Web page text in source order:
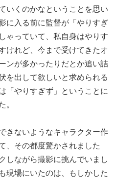
いくのかなということを思い
に入る前に監督が「やりすぎ
ゃっていて、私自身はやりす
けれど、今まで受けてきたオ
ンが多かったりだとか追い詰
を出して欲しいと求められる
「やりすぎず」ということに
。
きないようなキャラクター作
、その都度驚かされました
しながら撮影に挑んでいまし
現場にいたのは、もしかした